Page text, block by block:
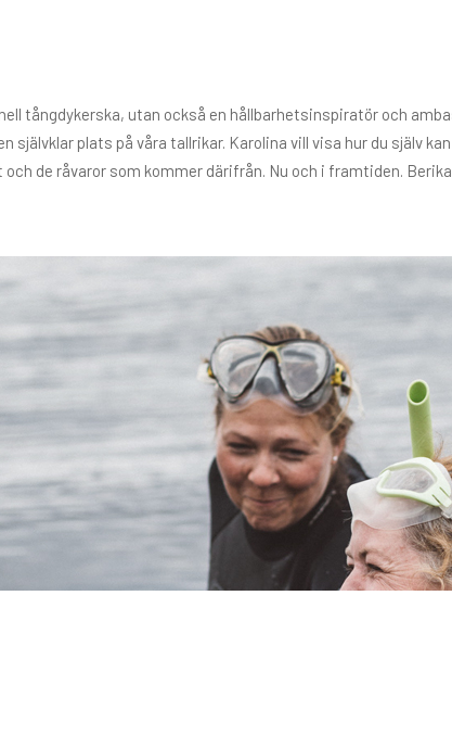
tångdykerska, utan också en hållbarhetsinspiratör och
självklar plats på våra tallrikar. Karolina vill visa hur du själv
de råvaror som kommer därifrån. Nu och i framtiden.